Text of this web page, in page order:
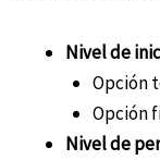
Nivel de
Opción
Opción
Nivel de